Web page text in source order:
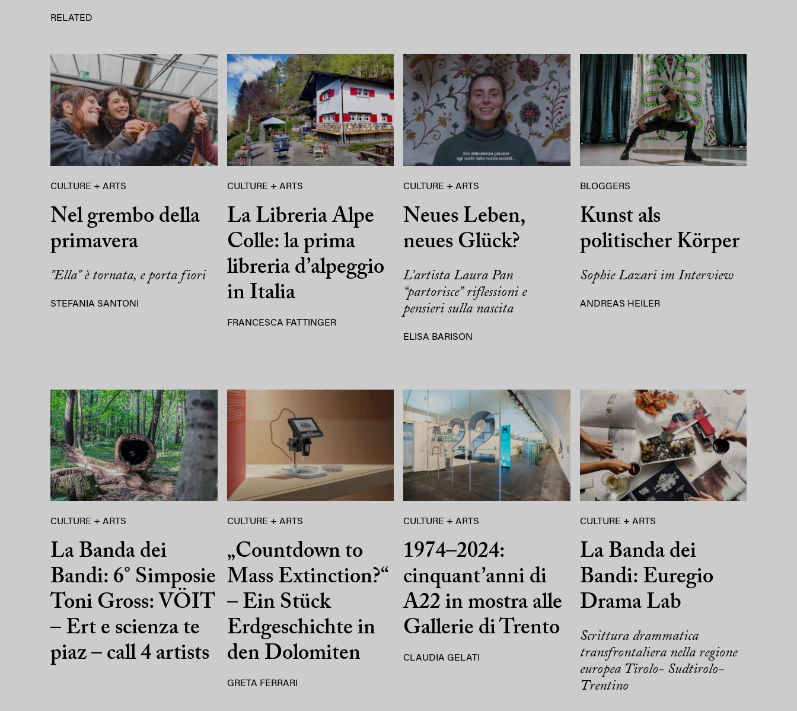
RELATED
CULTURE + ARTS
Nel grembo della
primavera
"Ella" è tornata, e porta fiori
STEFANIA SANTONI
CULTURE + ARTS
La Libreria Alpe
Colle: la prima
libreria d’alpeggio
in Italia
FRANCESCA FATTINGER
CULTURE + ARTS
Neues Leben,
neues Glück?
L’artista Laura Pan
“partorisce” riflessioni e
pensieri sulla nascita
ELISA BARISON
BLOGGERS
Kunst als
politischer Körper
Sophie Lazari im Interview
ANDREAS HEILER
CULTURE + ARTS
La Banda dei
Bandi: 6° Simposie
Toni Gross: VÖIT
– Ert e scienza te
piaz – call 4 artists
CULTURE + ARTS
„Countdown to
Mass Extinction?“
– Ein Stück
Erdgeschichte in
den Dolomiten
GRETA FERRARI
CULTURE + ARTS
1974–2024:
cinquant’anni di
A22 in mostra alle
Gallerie di Trento
CLAUDIA GELATI
CULTURE + ARTS
La Banda dei
Bandi: Euregio
Drama Lab
Scrittura drammatica
transfrontaliera nella regione
europea Tirolo- Sudtirolo-
Trentino